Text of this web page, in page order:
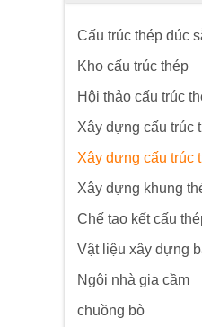
Cấu trúc thép đúc
Kho cấu trúc thép
Hội thảo cấu trúc
Xây dựng cấu trúc
Xây dựng cấu trúc
Xây dựng khung
Chế tạo kết cấu
Vật liệu xây dựng
Ngôi nhà gia cầm
chuồng bò